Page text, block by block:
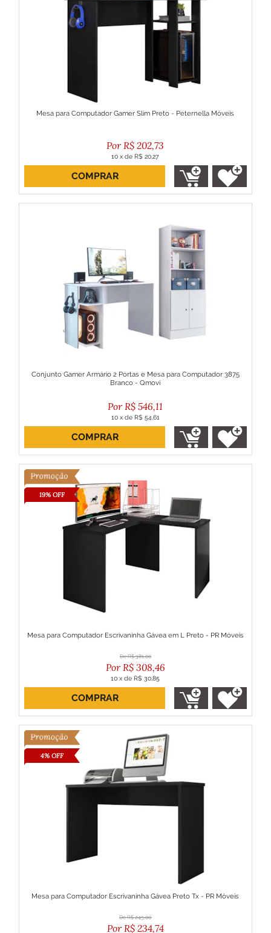
Mesa para Computador Gamer Slim Preto - Peternella Móveis
R$ 202,73
10 x de R$ 20,27
ou R$ 182,46 no boleto
COMPRAR
Conjunto Gamer Armário 2 Portas e Mesa para Computador 3875
Branco - Qmovi
R$ 546,11
10 x de R$ 54,61
ou R$ 491,50 no boleto
COMPRAR
19% OFF
Mesa para Computador Escrivaninha Gávea em L Preto - PR Móveis
R$ 381,00
R$ 308,46
10 x de R$ 30,85
ou R$ 277,61 no boleto
COMPRAR
4% OFF
Mesa para Computador Escrivaninha Gávea Preto Tx - PR Móveis
R$ 245,00
R$ 234,74